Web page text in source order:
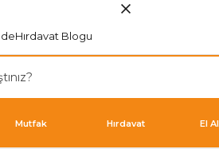
Hırdavat Blogu
Mutfak Hırdavat El